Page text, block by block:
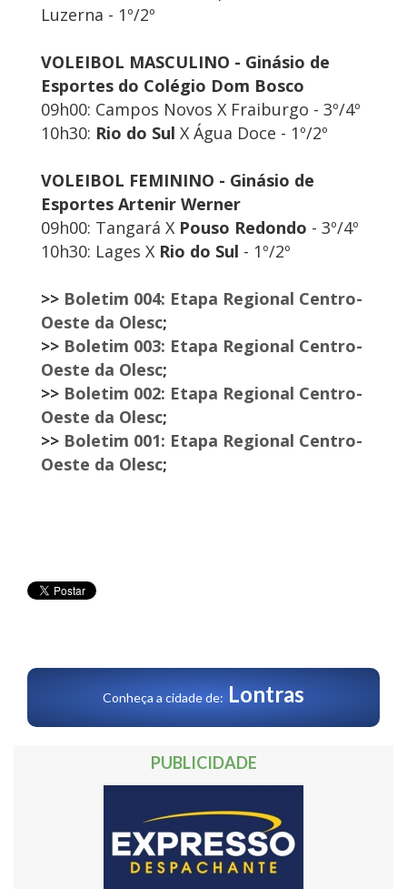
Luzerna - 1º/2º
VOLEIBOL MASCULINO - Ginásio de
Esportes do Colégio Dom Bosco
09h00: Campos Novos X Fraiburgo - 3º/4º
10h30: Rio do Sul X Água Doce - 1º/2º
VOLEIBOL FEMININO - Ginásio de
Esportes Artenir Werner
09h00: Tangará X Pouso Redondo - 3º/4º
10h30: Lages X Rio do Sul - 1º/2º
>> Boletim 004: Etapa Regional Centro-
Oeste da Olesc;
>> Boletim 003: Etapa Regional Centro-
Oeste da Olesc;
>> Boletim 002: Etapa Regional Centro-
Oeste da Olesc;
>> Boletim 001: Etapa Regional Centro-
Oeste da Olesc;
Conheça a cidade de: Lontras
PUBLICIDADE